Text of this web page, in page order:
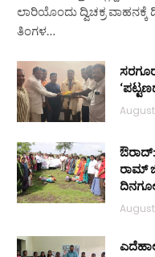
ಲಾರಿಯೊಂದು ದ್ವಿಚಕ್ರ
ತಿಂಗಳ…
ರಾಮ್